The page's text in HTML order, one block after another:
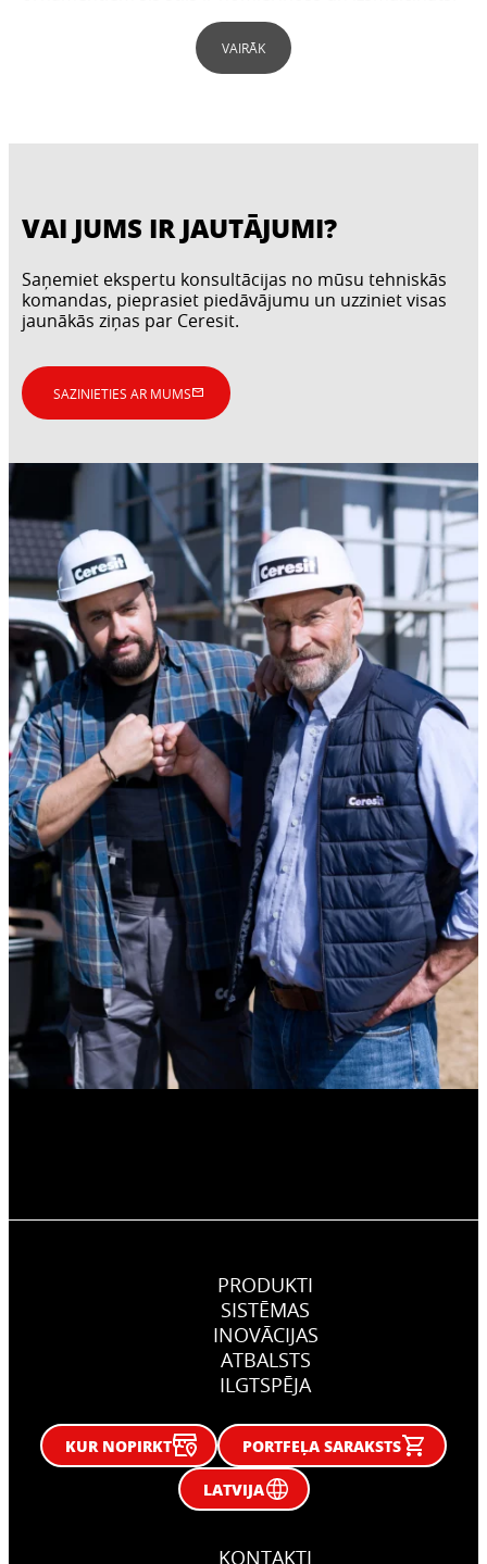
VAIRĀK
VAI JUMS IR JAUTĀJUMI?
Saņemiet ekspertu konsultācijas no mūsu tehniskās
komandas, pieprasiet piedāvājumu un uzziniet visas
jaunākās ziņas par Ceresit.
SAZINIETIES AR MUMS
PRODUKTI
SISTĒMAS
INOVĀCIJAS
ATBALSTS
ILGTSPĒJA
KUR NOPIRKT
PORTFEĻA SARAKSTS
LATVIJA
KONTAKTI